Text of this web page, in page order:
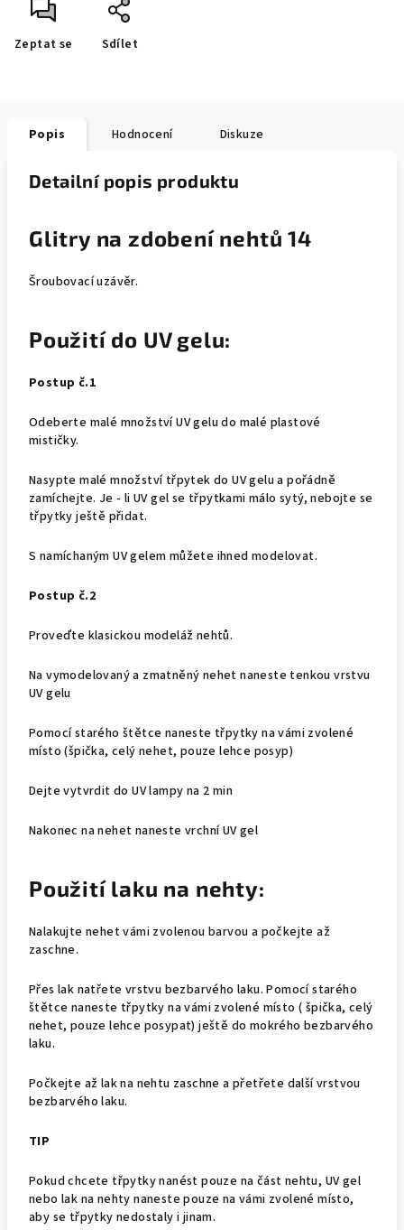
Zeptat se Sdílet
Popis Hodnocení Diskuze
Detailní popis produktu
Glitry na zdobení nehtů 14
Šroubovací uzávěr.
Použití do UV gelu:
Postup č.1
Odeberte malé množství UV gelu do malé plastové
mističky.
Nasypte malé množství třpytek do UV gelu a pořádně
zamíchejte. Je - li UV gel se třpytkami málo sytý, nebojte se
třpytky ještě přidat.
S namíchaným UV gelem můžete ihned modelovat.
Postup č.2
Proveďte klasickou modeláž nehtů.
Na vymodelovaný a zmatněný nehet naneste tenkou vrstvu
UV gelu
Pomocí starého štětce naneste třpytky na vámi zvolené
místo (špička, celý nehet, pouze lehce posyp)
Dejte vytvrdit do UV lampy na 2 min
Nakonec na nehet naneste vrchní UV gel
Použití laku na nehty:
Nalakujte nehet vámi zvolenou barvou a počkejte až
zaschne.
Přes lak natřete vrstvu bezbarvého laku. Pomocí starého
štětce naneste třpytky na vámi zvolené místo ( špička, celý
nehet, pouze lehce posypat) ještě do mokrého bezbarvého
laku.
Počkejte až lak na nehtu zaschne a přetřete další vrstvou
bezbarvého laku.
TIP
Pokud chcete třpytky nanést pouze na část nehtu, UV gel
nebo lak na nehty naneste pouze na vámi zvolené místo,
aby se třpytky nedostaly i jinam.